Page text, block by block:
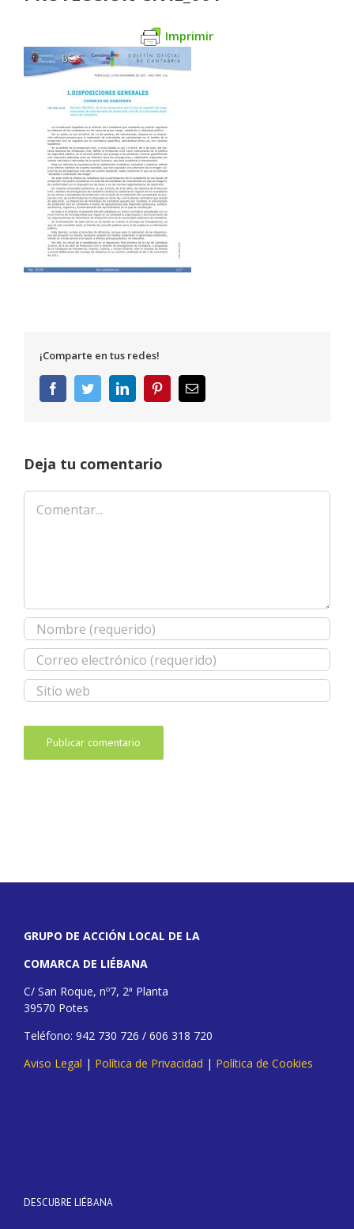
Imprimir
¡Comparte en tus redes!
FacebookTwitterLinkedInPinterestCorreo
electrónico
Deja tu comentario
Comentar
GRUPO DE ACCIÓN LOCAL DE LA
COMARCA DE LIÉBANA
C/ San Roque, nº7, 2ª Planta
39570 Potes
Teléfono: 942 730 726 / 606 318 720
Aviso Legal | Política de Privacidad | Política de Cookies
DESCUBRE LIÉBANA